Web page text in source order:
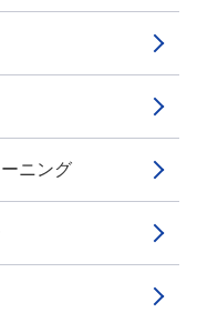
ニング